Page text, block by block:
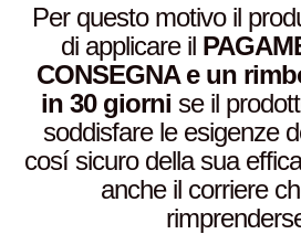
Per questo motivo il
di applicare il
CONSEGNA e un
in 30 giorni se il
soddisfare le esigenze
cosí sicuro della sua
anche il corriere